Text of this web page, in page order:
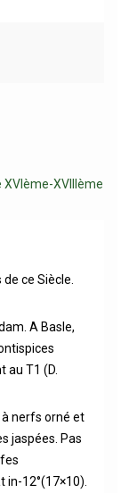
XVIème-XVIIIème
ce Siècle.
A Basle,
au T1 (D.
à nerfs orné et
jaspées. Pas
12°(17×10).